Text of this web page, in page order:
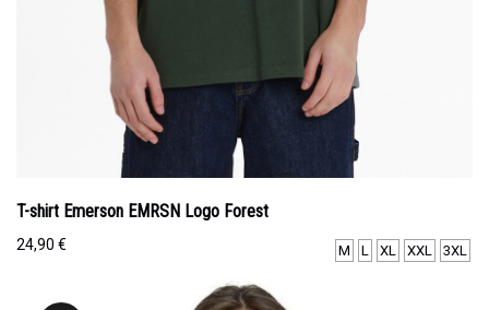
T-shirt Emerson EMRSN Logo Forest
24,90 € M L XL XXL 3XL